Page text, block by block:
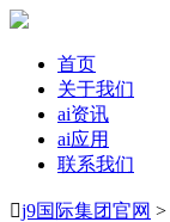
首页
关于我们
ai资讯
ai应用
联系我们
j9国际集团官网 >